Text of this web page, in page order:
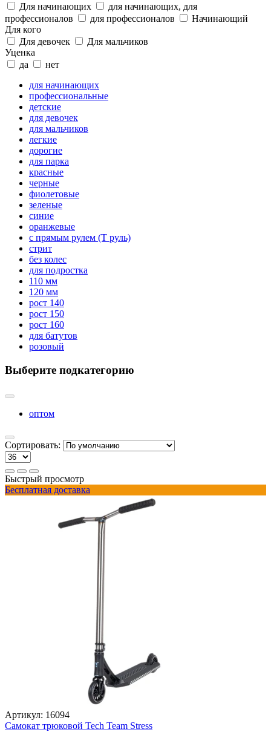
Для начинающих
для начинающих, для
профессионалов
для профессионалов
Начинающий
Для кого
Для девочек
Для мальчиков
Уценка
да
нет
для начинающих
профессиональные
детские
для девочек
для мальчиков
легкие
дорогие
для парка
красные
черные
фиолетовые
зеленые
синие
оранжевые
с прямым рулем (Т руль)
стрит
без колес
для подростка
110 мм
120 мм
рост 140
рост 150
рост 160
для батутов
розовый
Выберите подкатегорию
оптом
Сортировать:
Быстрый просмотр
Бесплатная доставка
Артикул: 16094
Самокат трюковой Tech Team Stress